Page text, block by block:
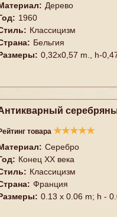
Дерево
1960
Классицизм
Бельгия
0,32x0,57 m., h-
товара ★★★★★
Серебро
Конец XX векa
Классицизм
Франция
0.13 x 0.06 m; h -